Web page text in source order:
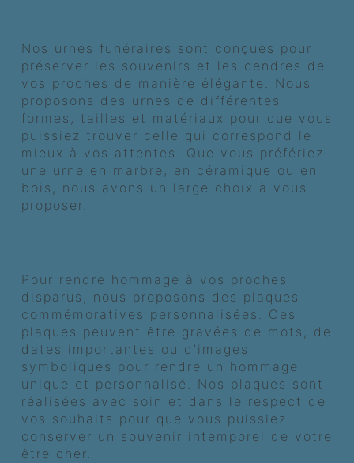
Nos urnes funéraires sont conçues pour
préserver les souvenirs et les cendres de
vos proches de manière élégante. Nous
proposons des urnes de différentes
formes, tailles et matériaux pour que vous
puissiez trouver celle qui correspond le
mieux à vos attentes. Que vous préfériez
une urne en marbre, en céramique ou en
bois, nous avons un large choix à vous
proposer.
Pour rendre hommage à vos proches
disparus, nous proposons des plaques
commémoratives personnalisées. Ces
plaques peuvent être gravées de mots, de
dates importantes ou d'images
symboliques pour rendre un hommage
unique et personnalisé. Nos plaques sont
réalisées avec soin et dans le respect de
vos souhaits pour que vous puissiez
conserver un souvenir intemporel de votre
être cher.